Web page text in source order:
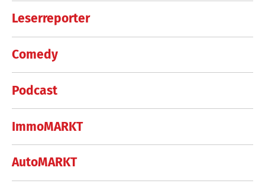
Leserreporter
Comedy
Podcast
ImmoMARKT
AutoMARKT